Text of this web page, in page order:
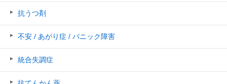
抗うつ剤
不安 / あがり症 / パニック障害
統合失調症